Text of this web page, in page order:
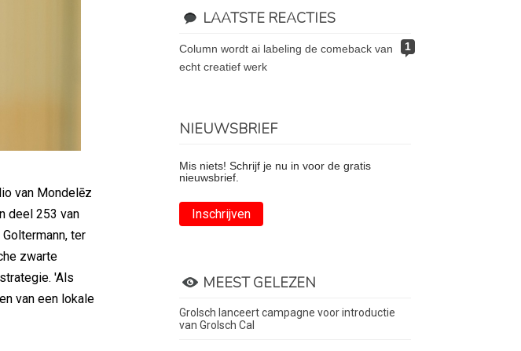
van Mondelēz
deel 253 van
ter
zwarte
'Als
van een lokale
LAATSTE REACTIES
1
column wordt ai labeling de comeback van
echt creatief werk
NIEUWSBRIEF
Mis niets! Schrijf je nu in voor de gratis
nieuwsbrief.
Inschrijven
MEEST GELEZEN
Grolsch lanceert campagne voor introductie
van Grolsch Cal